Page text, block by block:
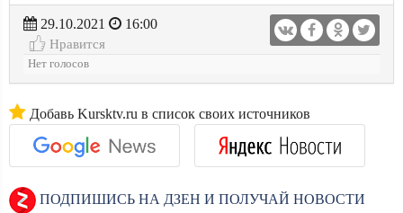
29.10.2021
16:00
Нравится
Нет голосов
Добавь Kursktv.ru в список своих источников
ПОДПИШИСЬ НА ДЗЕН И ПОЛУЧАЙ НОВОСТИ